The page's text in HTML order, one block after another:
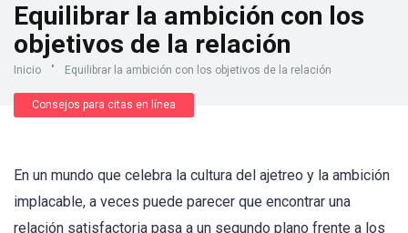
Equilibrar la ambición con los
objetivos de la relación
Inicio " Equilibrar la ambición con los objetivos de la relación
Consejos para citas en línea
En un mundo que celebra la cultura del ajetreo y la ambición
implacable, a veces puede parecer que encontrar una
relación satisfactoria pasa a un segundo plano frente a los